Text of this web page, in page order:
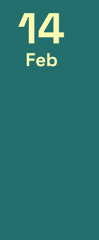
14
Feb